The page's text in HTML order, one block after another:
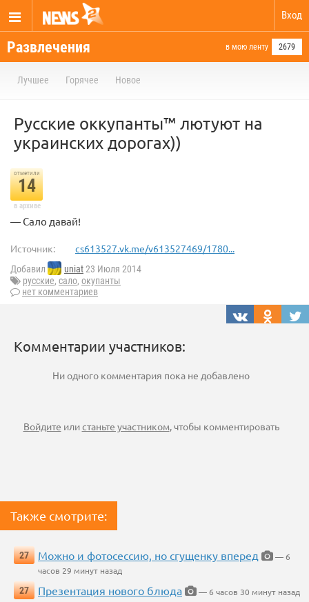
Вход
Развлечения в мою ленту 2679
Лучшее Горячее Новое
Русские оккупанты™ лютуют на
украинских дорогах))
отметили
14
в архиве
— Сало давай!
Источник: cs613527.vk.me/v613527469/1780...
Добавил uniat23 Июля 2014
русские, сало, окупанты
нет комментариев
Комментарии участников:
Ни одного комментария пока не добавлено
Войдите илистаньте участником, чтобы комментировать
Также смотрите:
27 Можно и фотосессию, но сгущенку вперед
— 6
часов 29 минут назад
27
Презентация нового блюда
— 6 часов 30 минут назад